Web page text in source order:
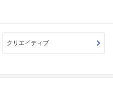
クリエイティブ